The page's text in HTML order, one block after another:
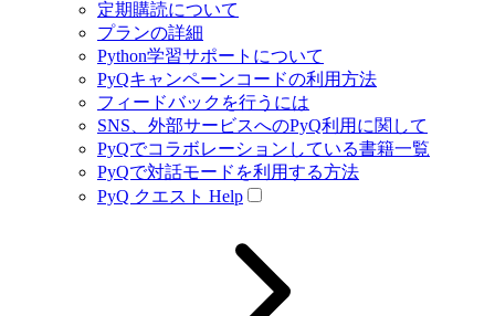
定期購読について
プランの詳細
Python学習サポートについて
PyQキャンペーンコードの利用方法
フィードバックを行うには
SNS、外部サービスへのPyQ利用に関して
PyQでコラボレーションしている書籍一覧
PyQで対話モードを利用する方法
PyQ クエスト Help